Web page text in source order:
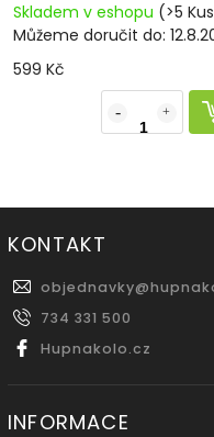
Skladem v eshopu (>5
Můžeme doručit do:
599 Kč
KONTAKT
objednavky@
734 331 500
Hupnakolo.cz
INFORMACE